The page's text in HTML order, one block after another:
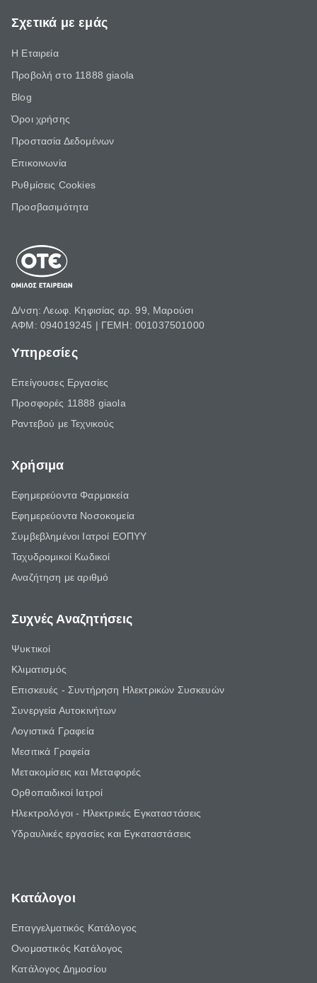
Σχετικά με εμάς
Η Εταιρεία
Προβολή στο 11888 giaola
Blog
Όροι χρήσης
Προστασία Δεδομένων
Επικοινωνία
Ρυθμίσεις Cookies
Προσβασιμότητα
Δ/νση: Λεωφ. Κηφισίας αρ. 99, Μαρούσι
ΑΦΜ: 094019245 | ΓΕΜΗ: 001037501000
Υπηρεσίες
Επείγουσες Εργασίες
Προσφορές 11888 giaola
Ραντεβού με Τεχνικούς
Χρήσιμα
Εφημερεύοντα Φαρμακεία
Εφημερεύοντα Νοσοκομεία
Συμβεβλημένοι Ιατροί ΕΟΠΥΥ
Ταχυδρομικοί Κωδικοί
Αναζήτηση με αριθμό
Συχνές Αναζητήσεις
Ψυκτικοί
Κλιματισμός
Επισκευές - Συντήρηση Ηλεκτρικών Συσκευών
Συνεργεία Αυτοκινήτων
Λογιστικά Γραφεία
Μεσιτικά Γραφεία
Μετακομίσεις και Μεταφορές
Ορθοπαιδικοί Ιατροί
Ηλεκτρολόγοι - Ηλεκτρικές Εγκαταστάσεις
Υδραυλικές εργασίες και Εγκαταστάσεις
Κατάλογοι
Επαγγελματικός Κατάλογος
Ονομαστικός Κατάλογος
Κατάλογος Δημοσίου